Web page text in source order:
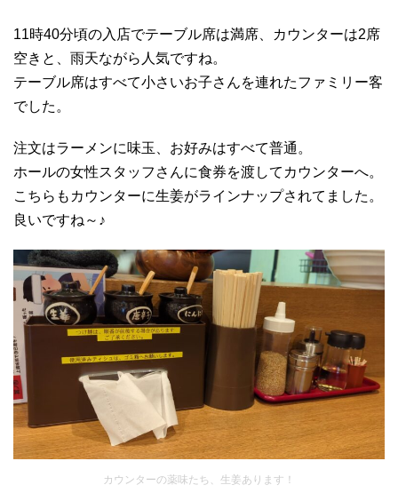
11時40分頃の入店でテーブル席は満席、カウンターは2席
空きと、雨天ながら人気ですね。
テーブル席はすべて小さいお子さんを連れたファミリー客
でした。
注文はラーメンに味玉、お好みはすべて普通。
ホールの女性スタッフさんに食券を渡してカウンターへ。
こちらもカウンターに生姜がラインナップされてました。
良いですね～♪
カウンターの薬味たち、生姜あります！